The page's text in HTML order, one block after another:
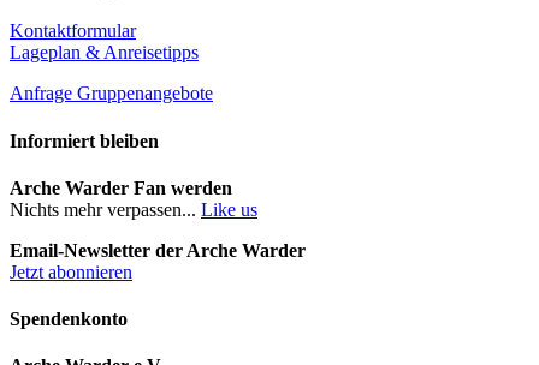
Kontaktformular
Lageplan & Anreisetipps
Anfrage Gruppenangebote
Informiert bleiben
Arche Warder Fan werden
Nichts mehr verpassen... Like us
Email-Newsletter der Arche Warder
Jetzt abonnieren
Spendenkonto